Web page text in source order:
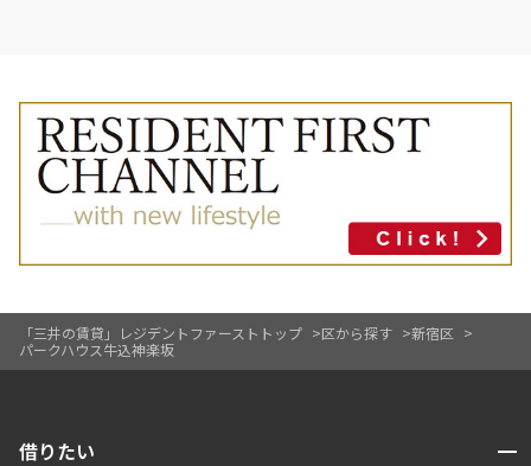
「三井の賃貸」レジデントファーストトップ 区から探す
新宿区
パークハウス牛込神楽坂
借りたい 開閉